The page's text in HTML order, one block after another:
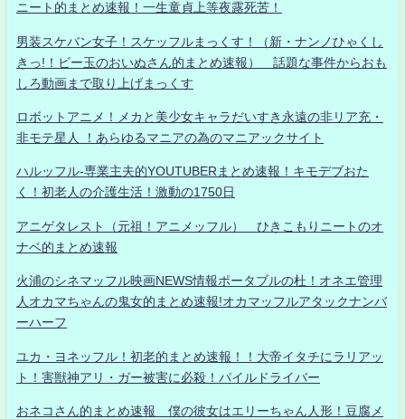
ニート的まとめ速報！一生童貞上等夜露死苦！
男装スケバン女子！スケッフルまっくす！（新・ナンノひゃくし
きっ!！ビー玉のおいぬさん的まとめ速報） 話題な事件からおも
しろ動画まで取り上げまっくす
ロボットアニメ！メカと美少女キャラだいすき永遠の非リア充・
非モテ星人 ！あらゆるマニアの為のマニアックサイト
ハルッフル-専業主夫的YOUTUBERまとめ速報！キモデブおた
く！初老人の介護生活！激動の1750日
アニゲタレスト（元祖！アニメッフル） ひきこもりニートのオ
ナベ的まとめ速報
火浦のシネマッフル映画NEWS情報ポータブルの杜！オネエ管理
人オカマちゃんの鬼女的まとめ速報!オカマッフルアタックナンバ
ーハーフ
ユカ・ヨネッフル！初老的まとめ速報！！大帝イタチにラリアッ
ト！害獣神アリ・ガー被害に必殺！パイルドライバー
おネコさん的まとめ速報 僕の彼女はエリーちゃん人形！豆腐メ